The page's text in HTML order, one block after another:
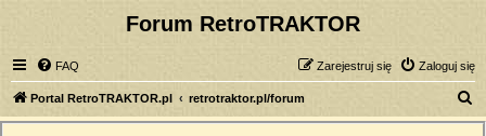
Forum RetroTRAKTOR
FAQ Zaloguj się
Zarejestruj się
Portal RetroTRAKTOR.pl retrotraktor.pl/forum
z